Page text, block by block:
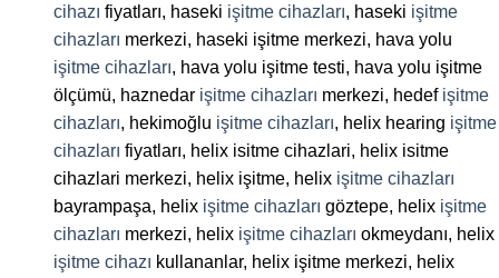
cihazı fiyatları, haseki işitme cihazları, haseki işitme
cihazları merkezi, haseki işitme merkezi, hava yolu
işitme cihazları, hava yolu işitme testi, hava yolu işitme
ölçümü, haznedar işitme cihazları merkezi, hedef işitme
cihazları, hekimoğlu işitme cihazları, helix hearing işitme
cihazları fiyatları, helix isitme cihazlari, helix isitme
cihazlari merkezi, helix işitme, helix işitme cihazları
bayrampaşa, helix işitme cihazları göztepe, helix işitme
cihazları merkezi, helix işitme cihazları okmeydanı, helix
işitme cihazı kullananlar, helix işitme merkezi, helix